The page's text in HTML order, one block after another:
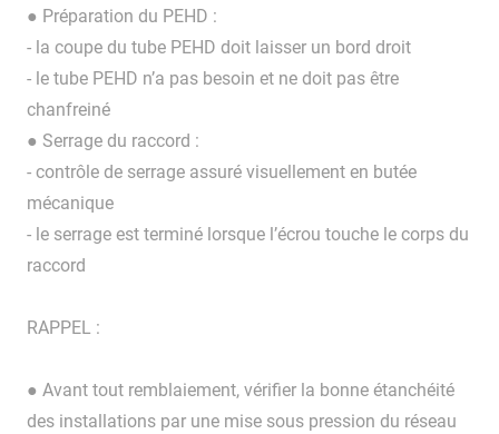
● Préparation du PEHD :
- la coupe du tube PEHD doit laisser un bord droit
- le tube PEHD n’a pas besoin et ne doit pas être
chanfreiné
● Serrage du raccord :
- contrôle de serrage assuré visuellement en butée
mécanique
- le serrage est terminé lorsque l’écrou touche le corps du
raccord
RAPPEL :
● Avant tout remblaiement, vérifier la bonne étanchéité
des installations par une mise sous pression du réseau